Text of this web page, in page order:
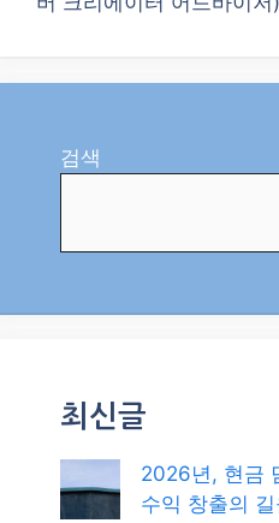
검색
최신글
2026년, 현금
수익 창출의